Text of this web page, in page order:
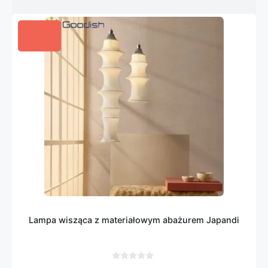
Lampa wisząca z materiałowym abażurem Japandi